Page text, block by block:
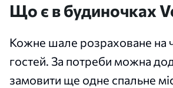
Що є в будиночках
Кожне шале розраховане на
гостей. За потреби можна
замовити ще одне спальне